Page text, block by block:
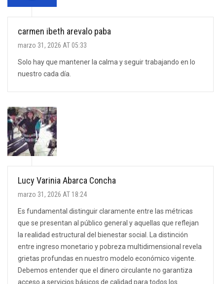
carmen ibeth arevalo paba
marzo 31, 2026 AT 05:33
Solo hay que mantener la calma y seguir trabajando en lo
nuestro cada día.
Lucy Varinia Abarca Concha
marzo 31, 2026 AT 18:24
Es fundamental distinguir claramente entre las métricas
que se presentan al público general y aquellas que reflejan
la realidad estructural del bienestar social. La distinción
entre ingreso monetario y pobreza multidimensional revela
grietas profundas en nuestro modelo económico vigente.
Debemos entender que el dinero circulante no garantiza
acceso a servicios básicos de calidad para todos los